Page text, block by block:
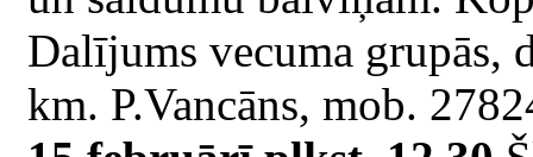
Dalījums vecuma grupās,
km. P.Vancāns, mob.